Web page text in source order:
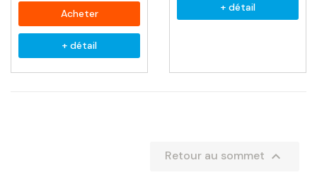
Acheter
+ détail
+ détail
Retour au sommet 